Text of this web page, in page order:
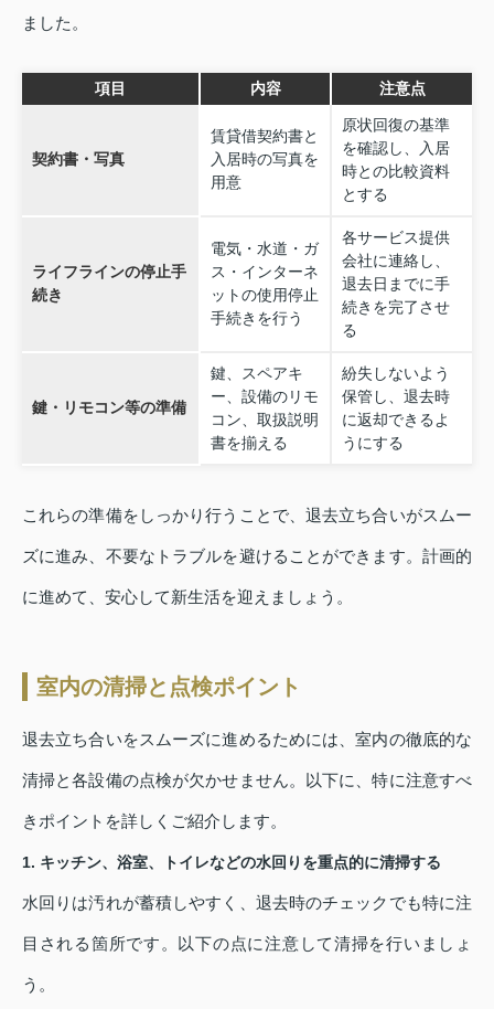
ました。
項目 内容 注意点
契約書・写真
賃貸借契約書と
入居時の写真を
用意
原状回復の基準
を確認し、入居
時との比較資料
とする
ライフラインの停止手
続き
電気・水道・ガ
ス・インターネ
ットの使用停止
手続きを行う
各サービス提供
会社に連絡し、
退去日までに手
続きを完了させ
る
鍵・リモコン等の準備
鍵、スペアキ
ー、設備のリモ
コン、取扱説明
書を揃える
紛失しないよう
保管し、退去時
に返却できるよ
うにする
これらの準備をしっかり行うことで、退去立ち合いがスムー
ズに進み、不要なトラブルを避けることができます。計画的
に進めて、安心して新生活を迎えましょう。
室内の清掃と点検ポイント
退去立ち合いをスムーズに進めるためには、室内の徹底的な
清掃と各設備の点検が欠かせません。以下に、特に注意すべ
きポイントを詳しくご紹介します。
1. キッチン、浴室、トイレなどの水回りを重点的に清掃する
水回りは汚れが蓄積しやすく、退去時のチェックでも特に注
目される箇所です。以下の点に注意して清掃を行いましょ
う。